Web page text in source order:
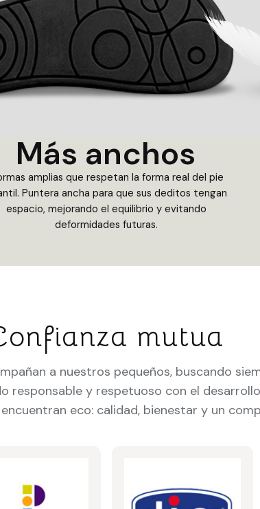
Más anchos
amplias que respetan la forma real del pie
Puntera ancha para que sus deditos tengan
espacio, mejorando el equilibrio y evitando
deformidades futuras.
mutua
a nuestros pequeños, buscando
y respetuoso con el
eco: calidad, bienestar y un